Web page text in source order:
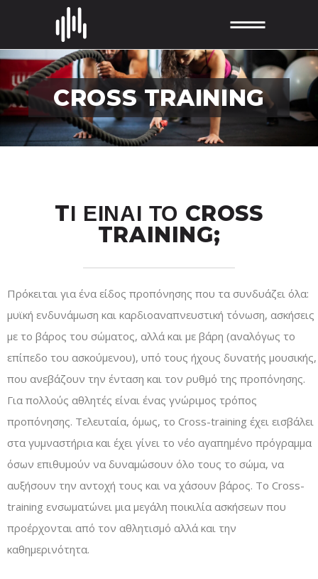
CROSS TRAINING
TΙ ΕΙΝΑΙ ΤΟ CROSS
TRAINING;
Πρόκειται για ένα είδος προπόνησης που τα συνδυάζει όλα:
μυϊκή ενδυνάμωση και καρδιοαναπνευστική τόνωση, ασκήσεις
με το βάρος του σώματος, αλλά και με βάρη (αναλόγως το
επίπεδο του ασκούμενου), υπό τους ήχους δυνατής μουσικής,
που ανεβάζουν την ένταση και τον ρυθμό της προπόνησης.
Για πολλούς αθλητές είναι ένας γνώριμος τρόπος
προπόνησης. Τελευταία, όμως, το Cross-training έχει εισβάλει
στα γυμναστήρια και έχει γίνει το νέο αγαπημένο πρόγραμμα
όσων επιθυμούν να δυναμώσουν όλο τους το σώμα, να
αυξήσουν την αντοχή τους και να χάσουν βάρος. Το Cross-
training ενσωματώνει μια μεγάλη ποικιλία ασκήσεων που
προέρχονται από τον αθλητισμό αλλά και την
καθημερινότητα.